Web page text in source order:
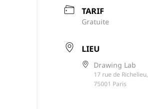
TARIF
Gratuite
LIEU
Drawing Lab
17 rue de Richelieu,
75001 Paris